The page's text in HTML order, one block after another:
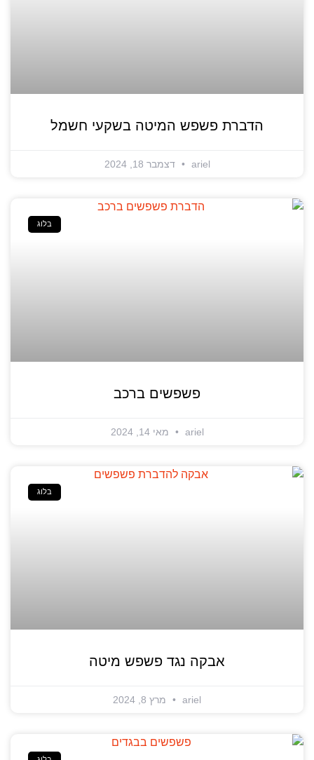
הדברת פשפש המיטה בשקעי חשמל
ariel דצמבר 18, 2024
בלוג
פשפשים ברכב
ariel מאי 14, 2024
בלוג
אבקה נגד פשפש מיטה
ariel מרץ 8, 2024